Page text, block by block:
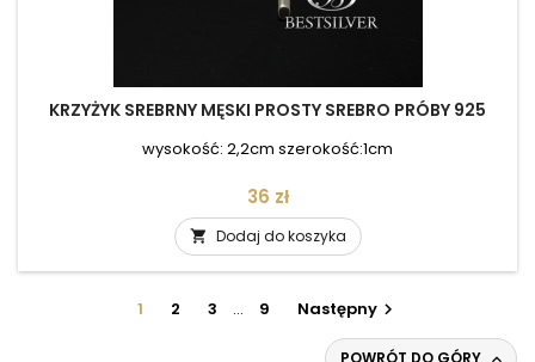
KRZYŻYK SREBRNY MĘSKI PROSTY SREBRO PRÓBY 925
wysokość: 2,2cm szerokość:1cm
Cena
36 zł
 Dodaj do koszyka
1 2 3 … 9 Następny
POWRÓT DO GÓRY